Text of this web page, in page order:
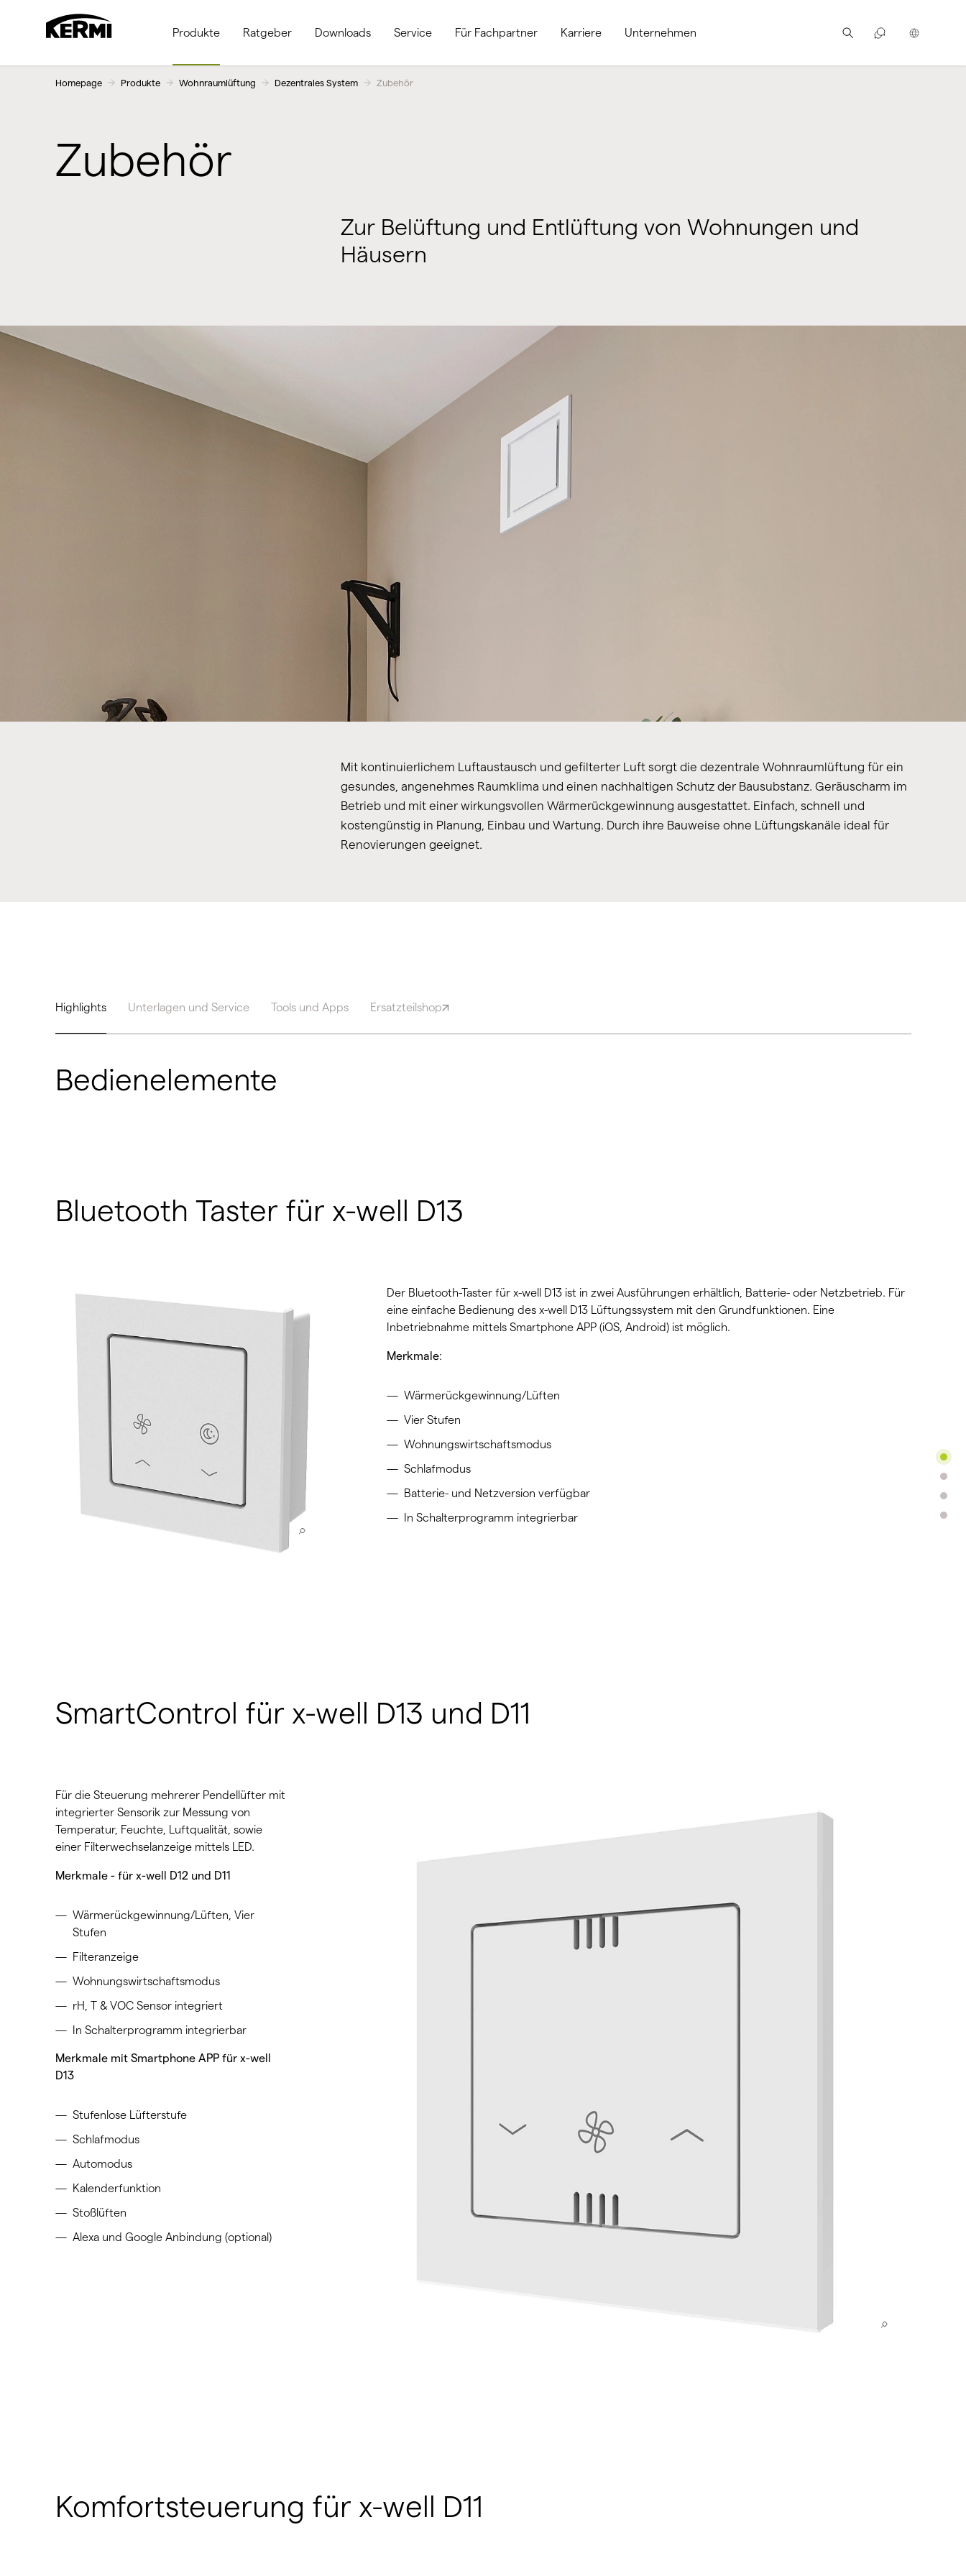
Produkte Ratgeber Downloads Service Für Fachpartner Karriere Unternehmen
Homepage Produkte Wohnraumlüftung Dezentrales System Zubehör
Zubehör
Zur Belüftung und Entlüftung von Wohnungen und
Häusern
Mit kontinuierlichem Luftaustausch und gefilterter Luft sorgt die dezentrale Wohnraumlüftung für ein
gesundes, angenehmes Raumklima und einen nachhaltigen Schutz der Bausubstanz. Geräuscharm im
Betrieb und mit einer wirkungsvollen Wärmerückgewinnung ausgestattet. Einfach, schnell und
kostengünstig in Planung, Einbau und Wartung. Durch ihre Bauweise ohne Lüftungskanäle ideal für
Renovierungen geeignet.
Highlights Unterlagen und Service Tools und Apps Ersatzteilshop
Bedienelemente
Bluetooth Taster für x-well D13
Der Bluetooth-Taster für x-well D13 ist in zwei Ausführungen erhältlich, Batterie- oder Netzbetrieb. Für
eine einfache Bedienung des x-well D13 Lüftungssystem mit den Grundfunktionen. Eine
Inbetriebnahme mittels Smartphone APP (iOS, Android) ist möglich.
Merkmale:
Wärmerückgewinnung/Lüften
Vier Stufen
Wohnungswirtschaftsmodus
Schlafmodus
Batterie- und Netzversion verfügbar
In Schalterprogramm integrierbar
SmartControl für x-well D13 und D11
Für die Steuerung mehrerer Pendellüfter mit
integrierter Sensorik zur Messung von
Temperatur, Feuchte, Luftqualität, sowie
einer Filterwechselanzeige mittels LED.
Merkmale - für x-well D12 und D11
Wärmerückgewinnung/Lüften, Vier
Stufen
Filteranzeige
Wohnungswirtschaftsmodus
rH, T & VOC Sensor integriert
In Schalterprogramm integrierbar
Merkmale mit Smartphone APP für x-well
D13
Stufenlose Lüfterstufe
Schlafmodus
Automodus
Kalenderfunktion
Stoßlüften
Alexa und Google Anbindung (optional)​
Komfortsteuerung für x-well D11